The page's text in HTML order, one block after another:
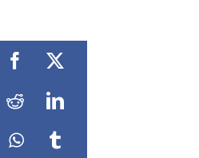
Facebook
X
RedditLinkedIn
WhatsApp
Tumblr